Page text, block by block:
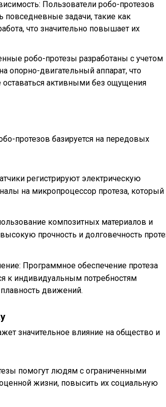
Пользователи робо-протезов
задачи, такие как
что значительно повышает их
робо-протезы разработаны с учетом
опорно-двигательный аппарат, что
активными без ощущения
протезов базируется на передовых
регистрируют электрическую
на микропроцессор протеза, который
композитных материалов и
прочность и долговечность
Программное обеспечение протеза
к индивидуальным потребностям
плавность движений.
значительное влияние на общество и
помогут людям с ограниченными
жизни, повысить их социальную